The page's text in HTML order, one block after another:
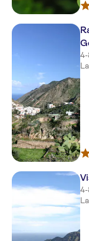
Gran Rey
Jardin
Santa
Jardin
Bus stop
sebastian